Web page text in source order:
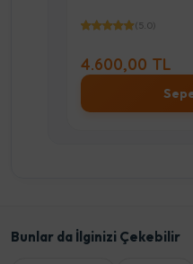
(5.0)
4.600,00 TL
Bunlar da İlginizi Çekebilir